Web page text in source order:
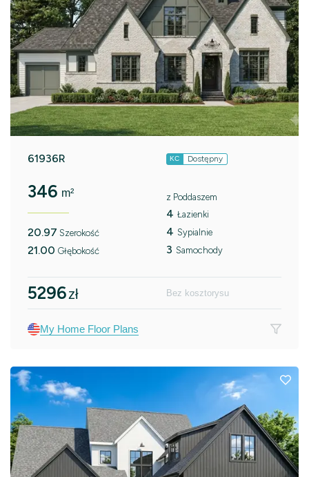
61936R KC Dostępny
346 m²
20.97 Szerokość
21.00 Głębokość
z Poddaszem
4 Łazienki
4 Sypialnie
3 Samochody
5296zł Bez kosztorysu
My Home Floor Plans